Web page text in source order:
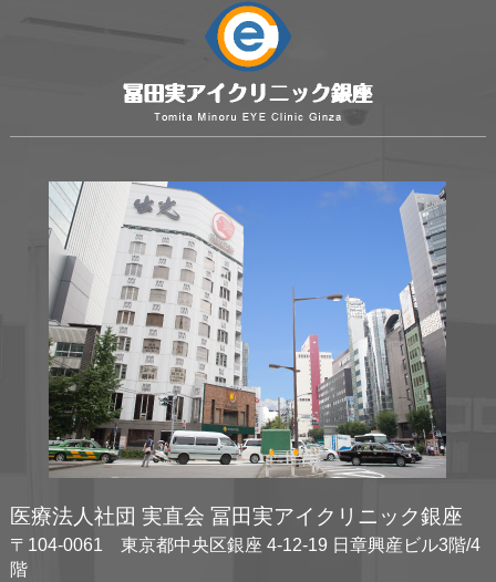
医療法人社団 実直会 冨田実アイクリニック銀座
〒104-0061 東京都中央区銀座 4-12-19 日章興産ビル3階/4
階